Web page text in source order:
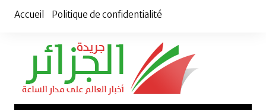
Accueil Politique de confidentialité